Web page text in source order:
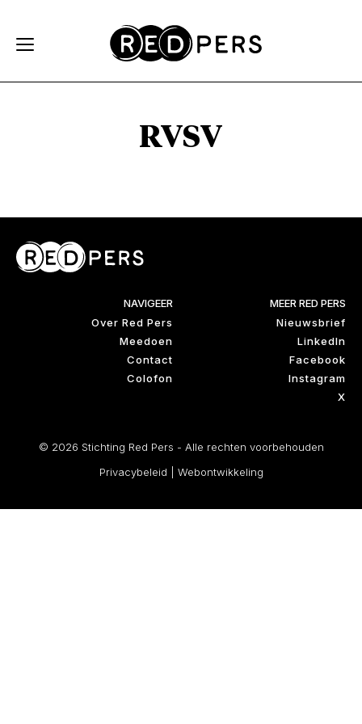
RVSV
NAVIGEER
Over Red Pers
Meedoen
Contact
Colofon
MEER RED PERS
Nieuwsbrief
LinkedIn
Facebook
Instagram
X
© 2026 Stichting Red Pers - Alle rechten voorbehouden
Privacybeleid
Webontwikkeling